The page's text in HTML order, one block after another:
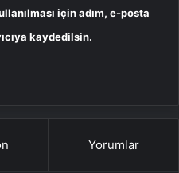
MESAJLARI RESİMLİ 2025:
Ayetli, Yazılı Hayırlı
ve Sözleri!